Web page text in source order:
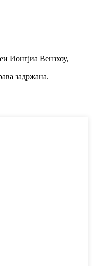
Ионгјиа Вензхоу,
задржана.